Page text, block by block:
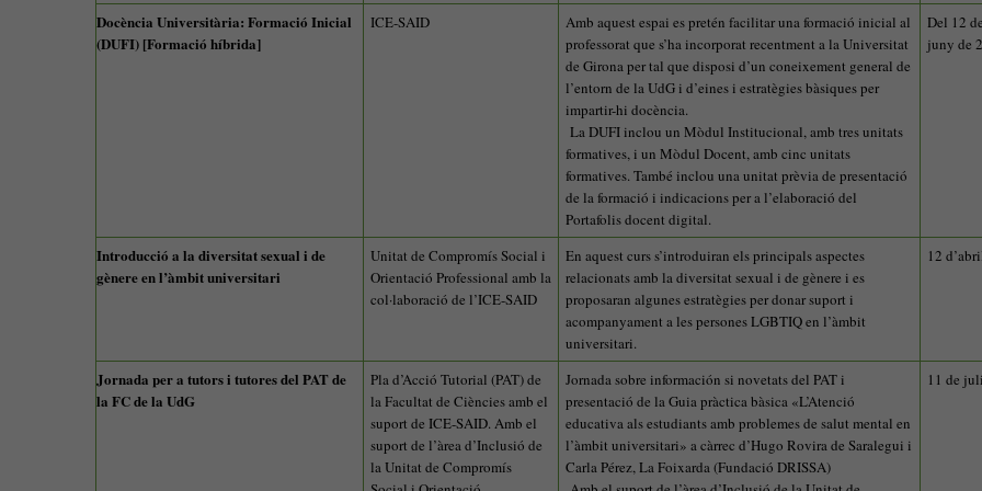
Docència Universitària: Formació Inicial
(DUFI) [Formació híbrida]
ICE-SAID
Amb aquest espai es pretén facilitar una formació inicial al
professorat que s’ha incorporat recentment a la Universitat
de Girona per tal que disposi d’un coneixement general de
l’entorn de la UdG i d’eines i estratègies bàsiques per
impartir-hi docència.
La DUFI inclou un Mòdul Institucional, amb tres unitats
formatives, i un Mòdul Docent, amb cinc unitats
formatives. També inclou una unitat prèvia de presentació
de la formació i indicacions per a l’elaboració del
Portafolis docent digital.
Del 12
juny de
Introducció a la diversitat sexual i de
gènere en l’àmbit universitari
Unitat de Compromís Social i
Orientació Professional amb la
col·laboració de l’ICE-SAID
En aquest curs s’introduiran els principals aspectes
relacionats amb la diversitat sexual i de gènere i es
proposaran algunes estratègies per donar suport i
acompanyament a les persones LGBTIQ en l’àmbit
universitari.
12
Jornada per a tutors i tutores del PAT de
la FC de la UdG
Pla d’Acció Tutorial (PAT) de
la Facultat de Ciències amb el
suport de ICE-SAID. Amb el
suport de l’àrea d’Inclusió de
la Unitat de Compromís
Jornada sobre información si novetats del PAT i
presentació de la Guia pràctica bàsica «L’Atenció
educativa als estudiants amb problemes de salut mental en
l’àmbit universitari» a càrrec d’Hugo Rovira de Saralegui i
Carla Pérez, La Foixarda (Fundació DRISSA)
11 de